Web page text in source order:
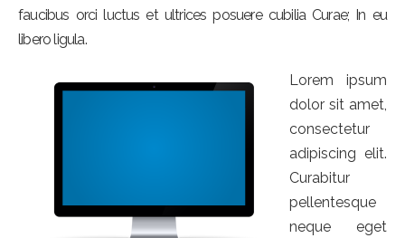
faucibus orci luctus et ultrices posuere cubilia Curae; In eu
libero ligula.
Lorem ipsum
dolor sit amet,
consectetur
adipiscing elit.
Curabitur
pellentesque
neque eget